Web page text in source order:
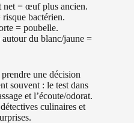
net = œuf plus ancien.
bactérien.
= poubelle.
du blanc/jaune =
une décision
souvent : le test dans
et l’écoute/odorat.
culinaires et